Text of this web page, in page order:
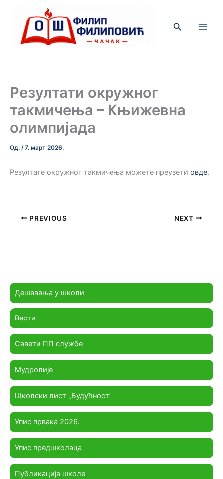
садржај
Претрага
Дешавања у школи
Вести
Савети ПП службе
Мудролије
Школски лист „Будућност“
Упис првака 2026.
Упис предшколаца
Публикација школе
Резултати окружног
такмичења – Књижевна
олимпијада
Од: /7. март 2026.
Резултате окружног такмичења можете преузети овде.
PREVIOUS NEXT